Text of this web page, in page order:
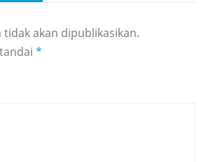
akan dipublikasikan.
*